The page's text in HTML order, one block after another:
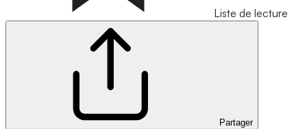
Liste de lecture
Partager